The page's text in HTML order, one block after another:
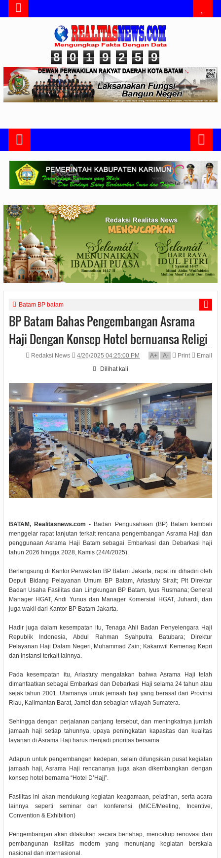
8 0 1 9 2 5 9
Batam BP batam
BP Batam Bahas Pengembangan Asrama
Haji Dengan Konsep Hotel bernuansa Religi
Redaksi News 4/26/2025 04:25:00 PM A+ A- Print
Email
Dilihat kali
BATAM, Realitasnews.com - Badan Pengusahaan (BP) Batam kembali
menggelar rapat lanjutan terkait rencana pengembangan Asrama Haji dan
penggunaan Asrama Haji Batam sebagai Embarkasi dan Debarkasi haji
tahun 2026 hingga 2028, Kamis (24/4/2025).
Berlangsung di Kantor Perwakilan BP Batam Jakarta, rapat ini dihadiri oleh
Deputi Bidang Pelayanan Umum BP Batam, Ariastuty Sirait; Plt Direktur
Badan Usaha Fasilitas dan Lingkungan BP Batam, Iyus Rusmana; General
Manager HGAT, Andi Yunus dan Manager Komersial HGAT, Juhardi, dan
juga wakil dari Kantor BP Batam Jakarta.
Hadir juga dalam kesempatan itu, Tenaga Ahli Badan Penyelengara Haji
Republik Indonesia, Abdul Rahman Syahputra Batubara; Direktur
Pelayanan Haji Dalam Negeri, Muhammad Zain; Kakanwil Kemenag Kepri
dan instansi terkait lainnya.
Pada kesempatan itu, Ariastuty mengatakan bahwa Asrama Haji telah
dimanfaatkan sebagai Embarkasi dan Debarkasi Haji selama 24 tahun atau
sejak tahun 2001. Utamanya untuk jemaah haji yang berasal dari Provinsi
Riau, Kalimantan Barat, Jambi dan sebagian wilayah Sumatera.
Sehingga dengan perjalanan panjang tersebut, dan meningkatnya jumlah
jamaah haji setiap tahunnya, upaya peningkatan kapasitas dan kualitas
layanan di Asrama Haji harus menjadi prioritas bersama.
Adapun untuk pengembangan kedepan, selain difungsikan pusat kegiatan
jamaah haji, Asrama Haji rencananya juga akan dikembangkan dengan
konsep hotel bernama “Hotel D’Hajj”.
Fasilitas ini akan mendukung kegiatan keagamaan, pelatihan, serta acara
lainnya seperti seminar dan konferensi (MiCE/Meeting, Incentive,
Convention & Exhibition)
Pengembangan akan dilakukan secara bertahap, mencakup renovasi dan
pembangunan fasilitas modern yang menunjang kegiatan berskala
nasional dan internasional.